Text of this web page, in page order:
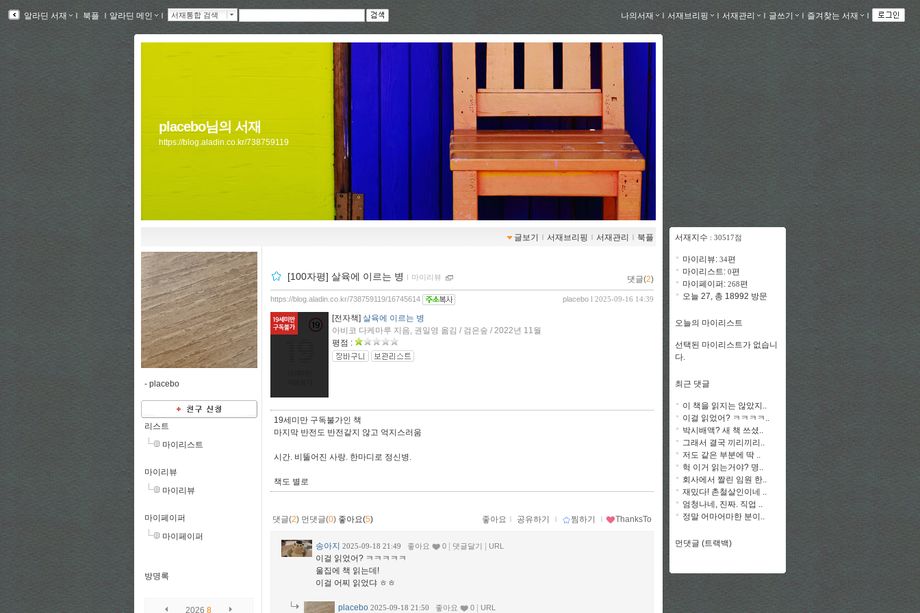
알라딘 서재 ｌ 북플 ｌ 알라딘 메인 ｌ 서재통합 검색 나의서재 ｌ 서재브리핑 ｌ 서재관리 ｌ 글쓰기 ｌ 즐겨찾는 서재 ｌ
placebo님의 서재
https://blog.aladin.co.kr/738759119
글보기 ｌ 서재브리핑 ｌ 서재관리 ｌ 북플
- placebo
리스트
마이리스트
마이리뷰
마이리뷰
마이페이퍼
마이페이퍼
방명록
2026 8
[100자평] 살육에 이르는 병 ｌ 마이리뷰 댓글(2)
placebo l 2025-09-16 14:39
https://blog.aladin.co.kr/738759119/16745614
[전자책] 살육에 이르는 병
아비코 다케마루 지음, 권일영 옮김 / 검은숲 / 2022년 11월
평점 :
19세미만 구독불가인 책
마지막 반전도 반전같지 않고 억지스러움
시간. 비뚤어진 사랑. 한마디로 정신병.
책도 별로
댓글(2) 먼댓글(0) 좋아요(5) 좋아요 ｌ 공유하기 ｌ 찜하기 ｌ ThanksTo
송아지 2025-09-18 21:49 좋아요 0 댓글달기 URL
이걸 읽었어? ㅋㅋㅋㅋㅋ
울집에 책 읽는데!
이걸 어찌 읽었댜 ㅎㅎ
placebo 2025-09-18 21:50 좋아요 0 URL
서재지수 : 30517점
마이리뷰: 34편
마이리스트: 0편
마이페이퍼: 268편
오늘 27, 총 18992 방문
오늘의 마이리스트
선택된 마이리스트가 없습니
다.
최근 댓글
이 책을 읽지는 않았지..
이걸 읽었어? ㅋㅋㅋㅋ..
박시배액? 새 책 쓰셨..
그래서 결국 끼리끼리..
저도 같은 부분에 딱 ..
헉 이거 읽는거야? 명..
회사에서 짤린 임원 한..
재밌다! 촌철살인이네 ..
엄청나네, 진짜. 직업 ..
정말 어마어마한 분이..
먼댓글 (트랙백)